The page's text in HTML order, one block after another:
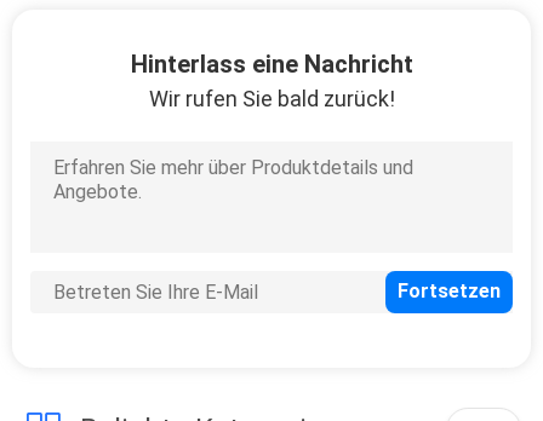
Cigarette
Hinterlass eine Nachricht
Wir rufen Sie bald zurück!